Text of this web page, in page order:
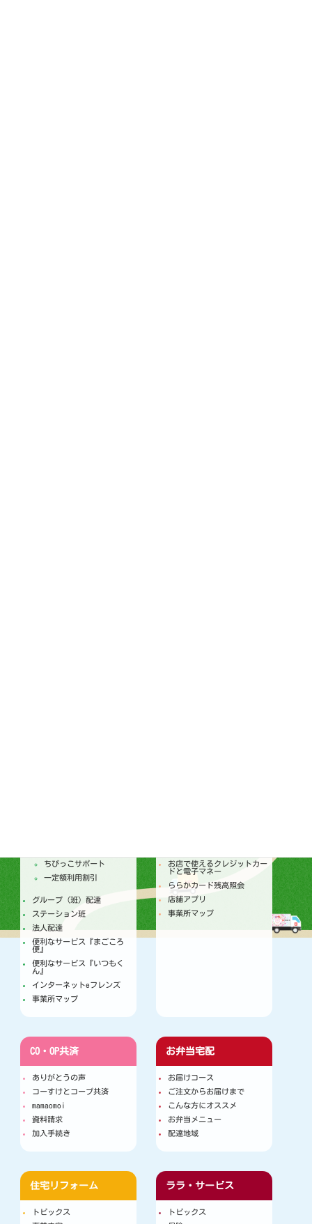
ちびっこサポート
一定額利用割引
グループ（班）配達
ステーション班
法人配達
便利なサービス『まごころ
便』
便利なサービス『いつもく
ん』
インターネットeフレンズ
事業所マップ
お店で使えるクレジットカー
ドと電子マネー
ららかカード残高照会
店舗アプリ
事業所マップ
CO・OP共済
ありがとうの声
コーすけとコープ共済
mamaomoi
資料請求
加入手続き
お弁当宅配
お届けコース
ご注文からお届けまで
こんな方にオススメ
お弁当メニュー
配達地域
住宅リフォーム
トピックス
ララ・サービス
トピックス